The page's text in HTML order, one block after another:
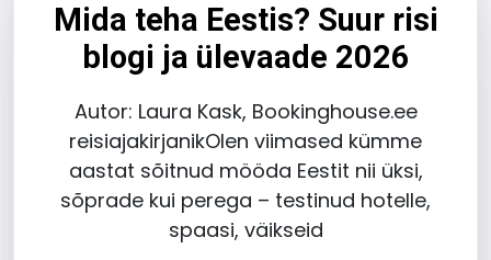
Mida teha Eestis? Suur risi
blogi ja ülevaade 2026
Autor: Laura Kask, Bookinghouse.ee
reisiajakirjanikOlen viimased kümme
aastat sõitnud mööda Eestit nii üksi,
sõprade kui perega – testinud hotelle,
spaasi, väikseid